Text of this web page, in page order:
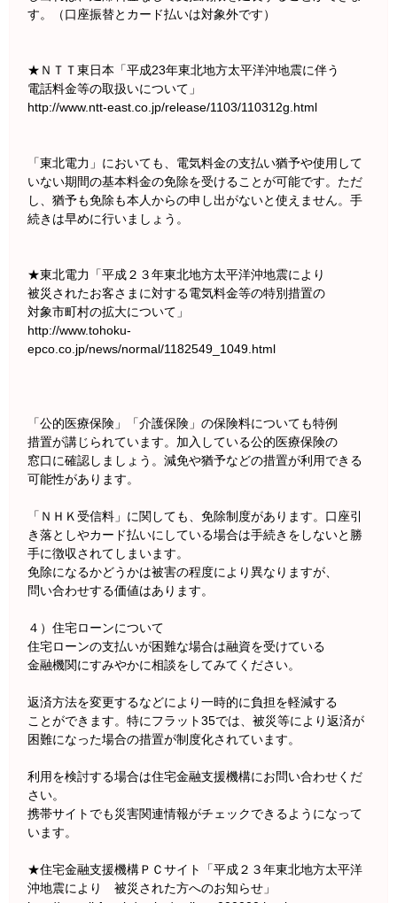
す。（口座振替とカード払いは対象外です）
★ＮＴＴ東日本「平成23年東北地方太平洋沖地震に伴う
電話料金等の取扱いについて」
http://www.ntt-east.co.jp/release/1103/110312g.html
「東北電力」においても、電気料金の支払い猶予や使用して
いない期間の基本料金の免除を受けることが可能です。ただ
し、猶予も免除も本人からの申し出がないと使えません。手
続きは早めに行いましょう。
★東北電力「平成２３年東北地方太平洋沖地震により
被災されたお客さまに対する電気料金等の特別措置の
対象市町村の拡大について」
http://www.tohoku-
epco.co.jp/news/normal/1182549_1049.html
「公的医療保険」「介護保険」の保険料についても特例
措置が講じられています。加入している公的医療保険の
窓口に確認しましょう。減免や猶予などの措置が利用できる
可能性があります。
「ＮＨＫ受信料」に関しても、免除制度があります。口座引
き落としやカード払いにしている場合は手続きをしないと勝
手に徴収されてしまいます。
免除になるかどうかは被害の程度により異なりますが、
問い合わせする価値はあります。
４）住宅ローンについて
住宅ローンの支払いが困難な場合は融資を受けている
金融機関にすみやかに相談をしてみてください。
返済方法を変更するなどにより一時的に負担を軽減する
ことができます。特にフラット35では、被災等により返済が
困難になった場合の措置が制度化されています。
利用を検討する場合は住宅金融支援機構にお問い合わせくだ
さい。
携帯サイトでも災害関連情報がチェックできるようになって
います。
★住宅金融支援機構ＰＣサイト「平成２３年東北地方太平洋
沖地震により 被災された方へのお知らせ」